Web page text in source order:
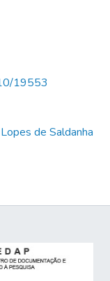
19553
de Saldanha